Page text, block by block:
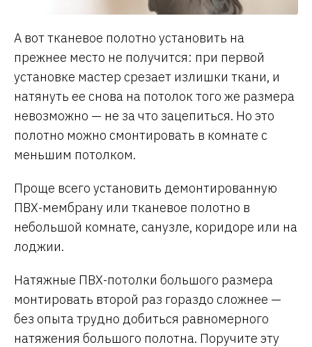
А вот тканевое полотно установить на
прежнее место не получится: при первой
установке мастер срезает излишки ткани, и
натянуть ее снова на потолок того же размера
невозможно — не за что зацепиться. Но это
полотно можно смонтировать в комнате с
меньшим потолком.
Проще всего установить демонтированную
ПВХ-мембрану или тканевое полотно в
небольшой комнате, санузле, коридоре или на
лоджии.
Натяжные ПВХ-потолки большого размера
монтировать второй раз гораздо сложнее —
без опыта трудно добиться равномерного
натяжения большого полотна. Поручите эту